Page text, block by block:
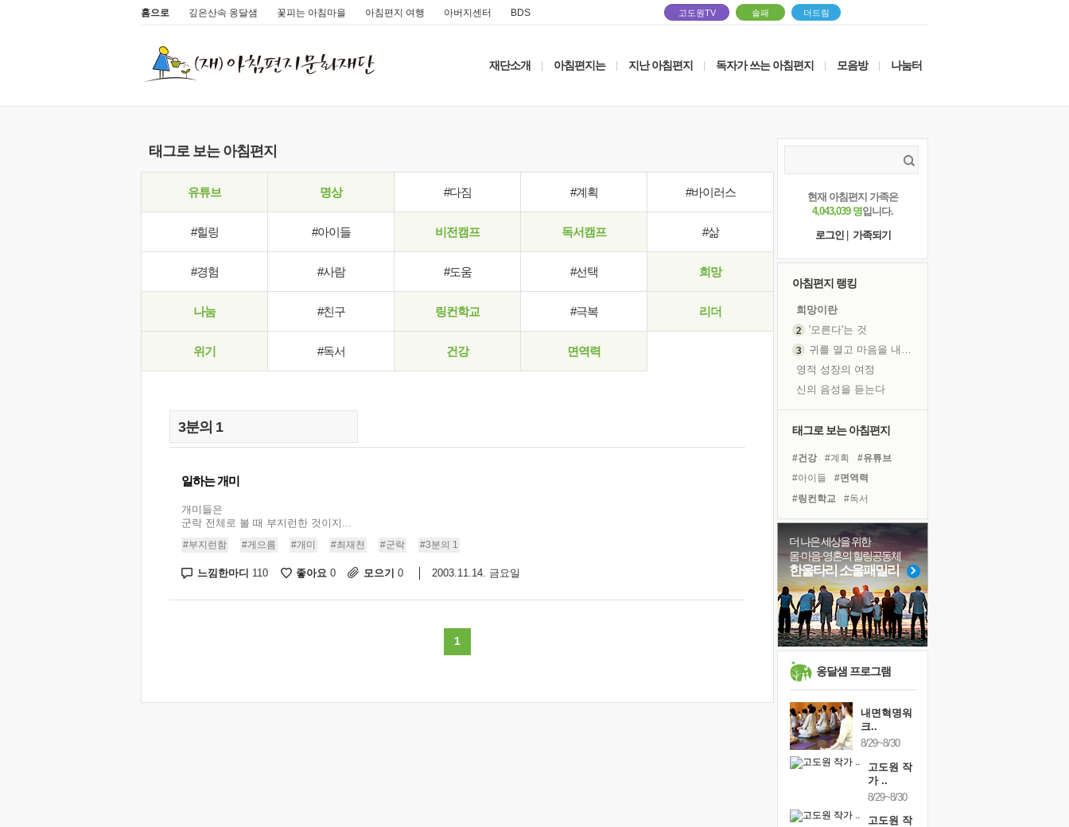
홈으로 깊은산속 옹달샘 꽃피는 아침마을 아침편지 여행 아버지센터 BDS 고도원TV 솔패 더드림
재단소개 아침편지는 지난 아침편지 독자가 쓰는 아침편지 모음방 나눔터
태그로 보는 아침편지
유튜브 명상 #다짐 #계획 #바이러스
#힐링 #아이들 비전캠프 독서캠프 #삶
#경험 #사람 #도움 #선택 희망
나눔 #친구 링컨학교 #극복 리더
위기 #독서 건강 면역력
일하는 개미
개미들은
군락 전체로 볼 때 부지런한 것이지...
#부지런함 #게으름 #개미 #최재천 #군락 #3분의 1
느낌한마디 110 좋아요 0 모으기 0 2003.11.14. 금요일
1
현재 아침편지 가족은
4,043,039 명입니다.
로그인
가족되기
아침편지 랭킹
희망이란
'모른다'는 것
귀를 열고 마음을 내어주고
영적 성장의 여정
신의 음성을 듣는다
극과 극의 양 끝단
'말 타는 법'을 먼저
졸업식 사진을 보며
극심한 변비, 어깨결림, 수면 장애
아픈 아버지를 위한 공간 설계
슬럼프
보고 싶은 어머니
유년 시절의 부산 영도 바다
못된 꼰대들
너무 황홀한 꽃들이여!
태그로 보는 아침편지
#건강 #계획
#유튜브
#아이들
#면역력
#링컨학교
#독서
#힐링
#명상
#경험
#극복
#바이러스
#리더
#다짐
#친구
#도움
#선택
#위기 #희망
#삶
#비전캠프
더 나은 세상을 위한
몸·마음·영혼의 힐링공동체
한울타리 소울패밀리
옹달샘 프로그램
내면혁명워
크..
8/29~8/30
고도원 작
가 ..
8/29~8/30
고도원 작